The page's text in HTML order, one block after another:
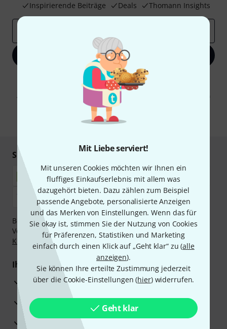
Mit Liebe serviert!
Mit unseren Cookies möchten wir Ihnen ein
fluffiges Einkaufserlebnis mit allem was
dazugehört bieten. Dazu zählen zum Beispiel
passende Angebote, personalisierte Anzeigen
und das Merken von Einstellungen. Wenn das für
Sie okay ist, stimmen Sie der Nutzung von Cookies
für Präferenzen, Statistiken und Marketing
einfach durch einen Klick auf „Geht klar“ zu (alle
anzeigen).
Sie können Ihre erteilte Zustimmung jederzeit
über die Cookie-Einstellungen (hier) widerrufen.
Geht klar
Inspirierende Beiträge
Deals Thomann Insights
Jetzt anmelden
Mit Klick auf „Jetzt anmelden“ stimmen Sie dem Erhalt von E-Mail-
Werbung und einer Messung des E-Mail-Nutzungsverhaltens zu. Die
Abmeldung ist jederzeit möglich. Weitere Informationen finden Sie in
unseren
Datenschutzhinweisen
* Pflichtfeld
Sicher einkaufen & bezahlen
Bezahlen Sie vertraulich und sicher per Nachnahme,
Vorkasse, PayPal, Amazon Pay, Klarna Sofort bezahlen
Klarna Ratenzahlungoder Kreditkarte.
Ihre Vorteile
3 Jahre Thomann Garantie
30 Tage Money-Back-Garantie
Reparaturservice